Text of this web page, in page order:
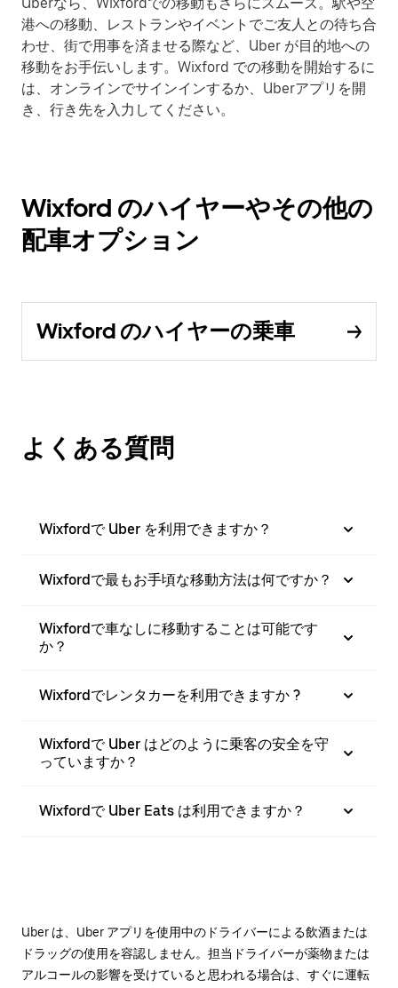
港への移動、レストランやイベントでご友人との待ち合
わせ、街で用事を済ませる際など、Uber が目的地への
移動をお手伝いします。Wixford での移動を開始するに
は、オンラインでサインインするか、Uberアプリを開
き、行き先を入力してください。
Wixford のハイヤーやその他の
配車オプション
Wixford のハイヤーの乗車
よくある質問
Wixfordで Uber を利用できますか？
Wixfordで最もお手頃な移動方法は何ですか？
Wixfordで車なしに移動することは可能です
か？
Wixfordでレンタカーを利用できますか ?
Wixfordで Uber はどのように乗客の安全を守
っていますか？
Wixfordで Uber Eats は利用できますか？
Uber は、Uber アプリを使用中のドライバーによる飲酒または
ドラッグの使用を容認しません。担当ドライバーが薬物または
アルコールの影響を受けていると思われる場合は、すぐに運転